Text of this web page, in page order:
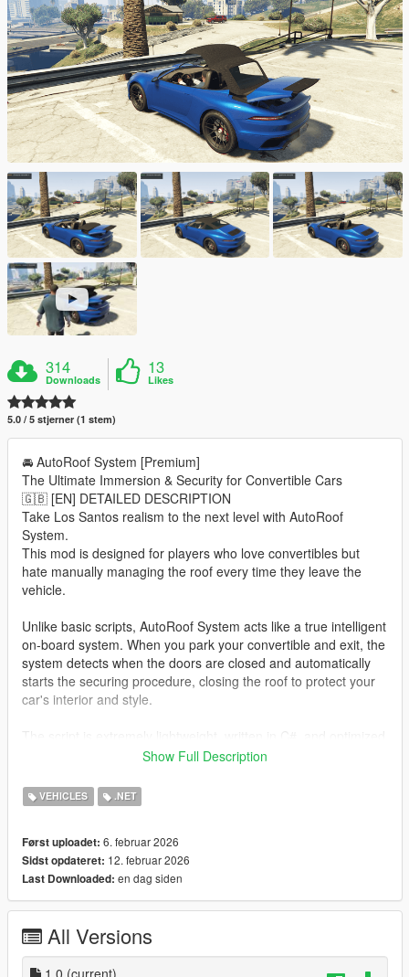
314
Downloads
13
Likes
5.0 / 5 stjerner (1 stem)
🚘 AutoRoof System [Premium]
The Ultimate Immersion & Security for Convertible Cars
🇬🇧 [EN] DETAILED DESCRIPTION
Take Los Santos realism to the next level with AutoRoof
System.
This mod is designed for players who love convertibles but
hate manually managing the roof every time they leave the
vehicle.
Unlike basic scripts, AutoRoof System acts like a true intelligent
on-board system. When you park your convertible and exit, the
system detects when the doors are closed and automatically
starts the securing procedure, closing the roof to protect your
car's interior and style.
to not interfere with game performance or other complex
🇮🇹 [IT] DESCRIZIONE DETTAGLIATA
AutoRoof System.
Questa mod è stata progettata per tutti i giocatori che amano le
auto decappottabili ma odiano dover gestire manualmente il
tettuccio ogni volta che scendono dal veicolo.
A differenza di altri script basilari, AutoRoof System agisce
come un vero sistema di bordo intelligente. Quando parcheggi
la tua cabriolet e scendi, il sistema rileva la chiusura delle
Show Full Description
VEHICLES .NET
Først uploadet: 6. februar 2026
Sidst opdateret: 12. februar 2026
Last Downloaded: en dag siden
All Versions
1.0 (current)